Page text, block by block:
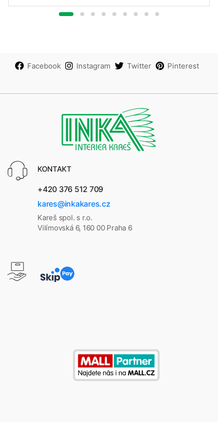
Facebook Instagram Twitter Pinterest
KONTAKT
+420 376 512 709
kares@inkakares.cz
Kareš spol. s r.o.
Vilímovská 6, 160 00 Praha 6